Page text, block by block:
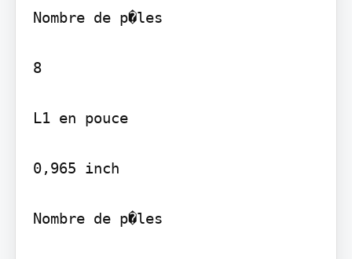
Nombre de p�les
8
L1 en pouce
0,965 inch
Nombre de p�les